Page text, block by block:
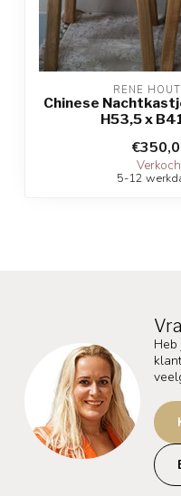
RENE
Chinese
H53,5 x
5-12